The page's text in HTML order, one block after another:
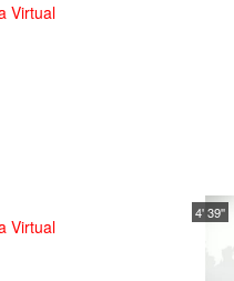
Virtual
Virtual
4' 39''